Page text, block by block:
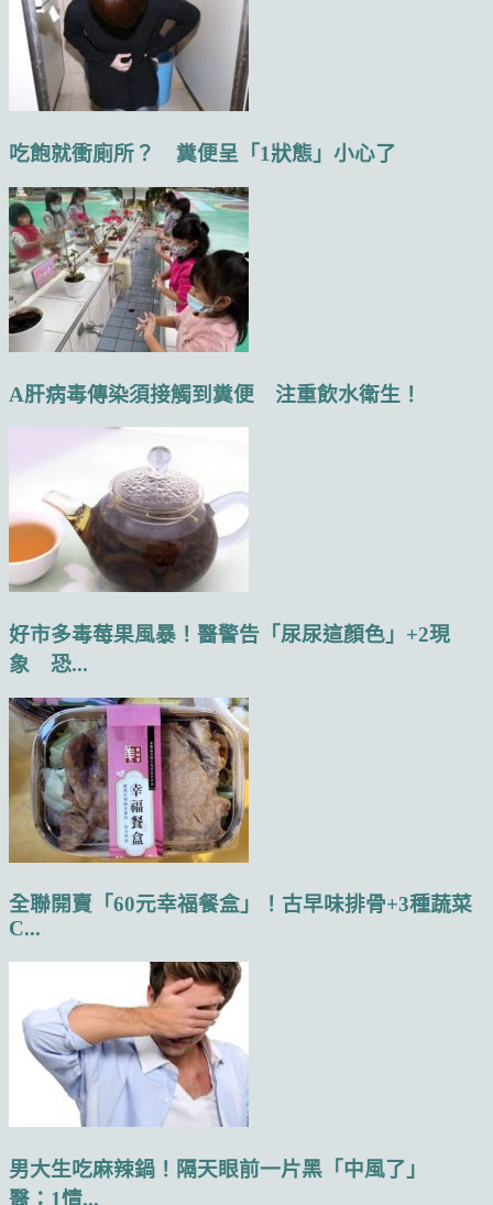
吃飽就衝廁所？ 糞便呈「1狀態」小心了
A肝病毒傳染須接觸到糞便 注重飲水衛生！
好市多毒莓果風暴！醫警告「尿尿這顏色」+2現
象 恐...
全聯開賣「60元幸福餐盒」！古早味排骨+3種蔬菜
C...
男大生吃麻辣鍋！隔天眼前一片黑「中風了」
醫：1情...